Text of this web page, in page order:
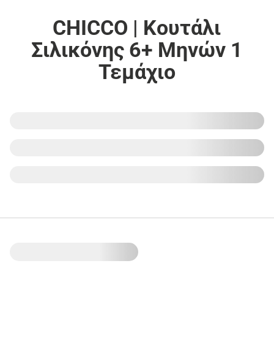
CHICCO | Κουτάλι
Σιλικόνης 6+ Μηνών 1
Τεμάχιο